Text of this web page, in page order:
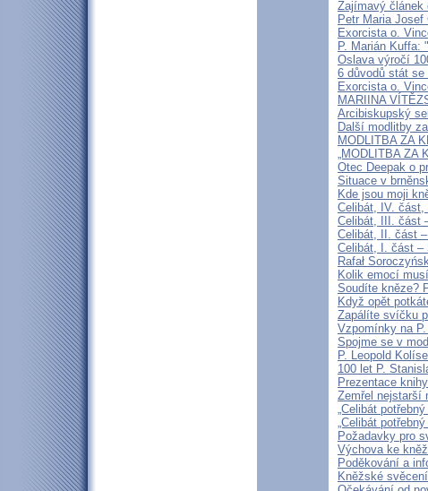
Zajímavý článek
Petr Maria Josef
Exorcista o.
P. Marián Kuffa:
Oslava výročí
6 důvodů stát se
Exorcista o.
MARIINA
Arcibiskupský
Další modlitby
MODLITBA ZA
„MODLITBA ZA
Otec Deepak o
Situace v
Kde jsou moji
Celibát, IV. část,
Celibát, III. část
Celibát, II. část
Celibát, I. část –
Rafał
Kolik emocí
Soudíte kněze?
Když opět
Zapálíte svíčku
Vzpomínky na
Spojme se v
P. Leopold
100 let P.
Prezentace
Zemřel nejstarší
„Celibát
„Celibát
Požadavky pro
Výchova ke
Poděkování a
Kněžské